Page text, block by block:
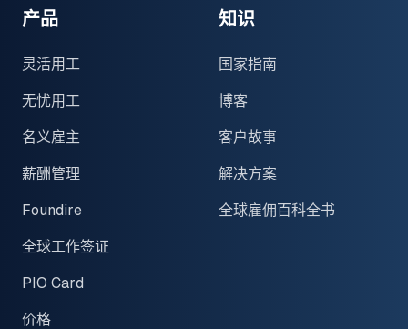
产品
灵活用工
无忧用工
名义雇主
薪酬管理
Foundire
全球工作签证
PIO Card
价格
知识
国家指南
博客
客户故事
解决方案
全球雇佣百科全书